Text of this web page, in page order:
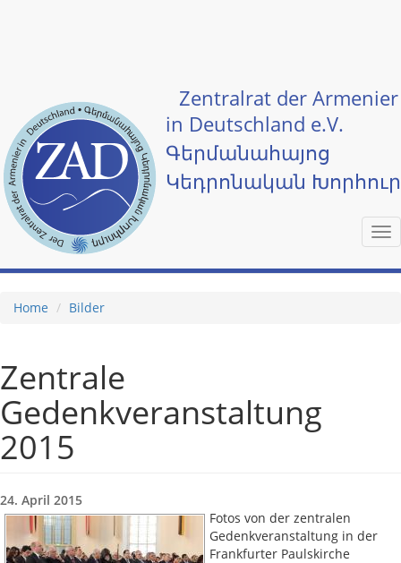
Zentralrat der Armenier
in Deutschland e.V.
Գերմանահայոց
Կեդրոնական
Home Bilder
Zentrale
Gedenkveranstaltung
2015
24. April 2015
Fotos von der zentralen
Gedenkveranstaltung in der
Frankfurter Paulskirche